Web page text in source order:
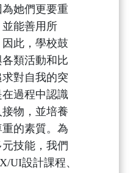
她們更要重
能善用所
此，學校鼓
類活動和比
對自我的突
過程中認識
物，並培養
的素質。為
技能，我們
UI設計課程、